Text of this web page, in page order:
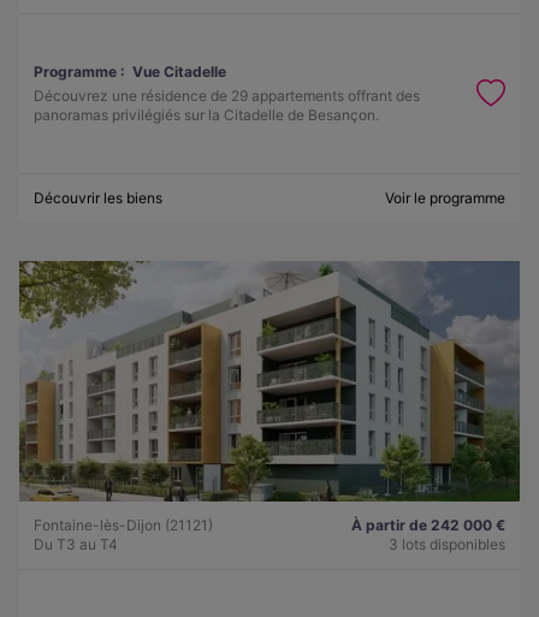
Programme : Vue Citadelle
Découvrez une résidence de 29 appartements offrant des
panoramas privilégiés sur la Citadelle de Besançon.
Découvrir les biens Voir le programme
Fontaine-lès-Dijon (21121)
Du T3 au T4
À partir de 242 000 €
3 lots disponibles